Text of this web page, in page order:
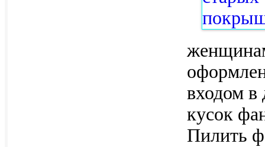
входом
кусок
Пилить